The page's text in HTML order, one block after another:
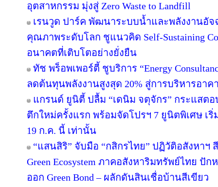
อุตสาหกรรม มุ่งสู่ Zero Waste to Landfill
เรนวูด ปาร์ค พัฒนาระบบน้ำและพลังงานอั
คุณภาพระดับโลก ชูแนวคิด Self-Sustaining
อนาคตที่เติบโตอย่างยั่งยืน
ทัช พร็อพเพอร์ตี้ ชูบริการ “Energy
ลดต้นทุนพลังงานสูงสุด 20% สู่การบริหารอาค
แกรนด์ ยูนิตี้ ปลื้ม “เดนิม จตุจักร” กระแสตอ
ตึกใหม่ครั้งแรก พร้อมจัดโปรฯ 7 ยูนิตพิเศษ เริ่
19 ก.ค. นี้ เท่านั้น
“แสนสิริ” จับมือ “กสิกรไทย” ปฏิวัติอสังหาฯ
Green Ecosystem ภาคอสังหาริมทรัพย์ไทย ปัก
ออก Green Bond – ผลักดันสินเชื่อบ้านสีเขียว